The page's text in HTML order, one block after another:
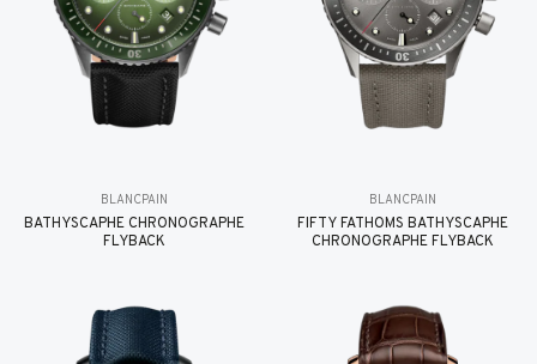
BLANCPAIN
BATHYSCAPHE CHRONOGRAPHE
FLYBACK
BLANCPAIN
FIFTY FATHOMS BATHYSCAPHE
CHRONOGRAPHE FLYBACK